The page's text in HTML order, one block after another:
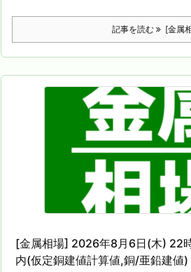
記事を読む [金属
[金属相場] 2026年8月6日(木) 22
内(仮定銅建値計算値,銅/亜鉛建値